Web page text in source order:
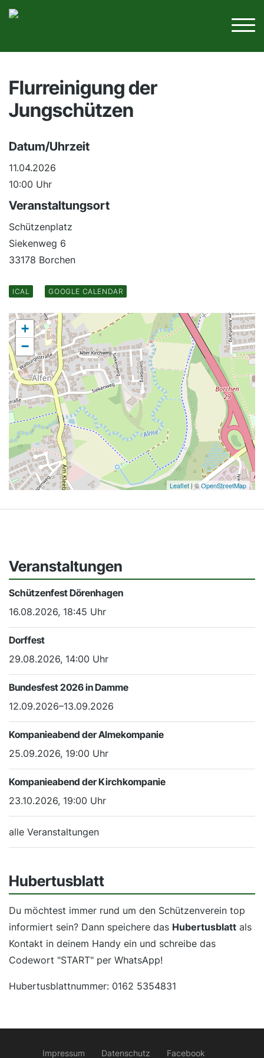
Flurreinigung der
Jungschützen
Datum/Uhrzeit
11.04.2026
10:00 Uhr
Veranstaltungsort
Schützenplatz
Siekenweg 6
33178 Borchen
ICAL GOOGLE CALENDAR
+
−
Leaflet | ©OpenStreetMap
Veranstaltungen
Schützenfest Dörenhagen
16.08.2026, 18:45 Uhr
Dorffest
29.08.2026, 14:00 Uhr
Bundesfest 2026 in Damme
12.09.2026–13.09.2026
Kompanieabend der Almekompanie
25.09.2026, 19:00 Uhr
Kompanieabend der Kirchkompanie
23.10.2026, 19:00 Uhr
alle Veranstaltungen
Hubertusblatt
Du möchtest immer rund um den Schützenverein top
informiert sein? Dann speichere das Hubertusblatt als
Kontakt in deinem Handy ein und schreibe das
Codewort "START" per WhatsApp!
Hubertusblattnummer: 0162 5354831
Impressum Datenschutz Facebook